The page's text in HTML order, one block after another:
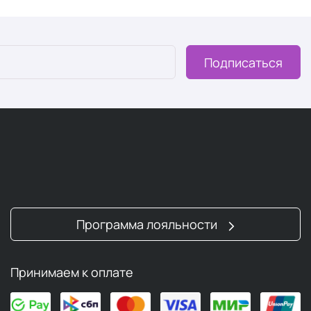
действием.
кожи.
рабочим элементом бритвенных систем.
составами.
режущей кромки. Технология
Подписаться
Программа лояльности
Принимаем к оплате